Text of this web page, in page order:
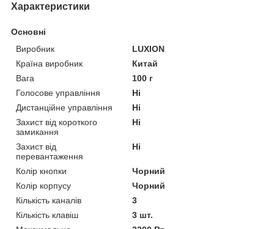
Характеристики
Основні
Виробник
LUXION
Країна виробник
Китай
Вага
100 г
Голосове управління
Ні
Дистанційне управління
Ні
Захист від короткого
замикання
Ні
Захист від
перевантаження
Ні
Колір кнопки
Чорний
Колір корпусу
Чорний
Кількість каналів
3
Кількість клавіш
3 шт.